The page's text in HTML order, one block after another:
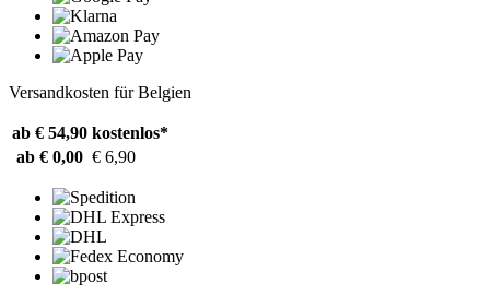
Versandkosten für Belgien
ab € 54,90 kostenlos*
ab € 0,00 € 6,90